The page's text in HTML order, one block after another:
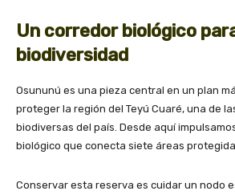
Un corredor biológico
biodiversidad
Osununú es una pieza central en un plan
proteger la región del Teyú Cuaré, una de
biodiversas del país. Desde aquí
biológico que conecta siete áreas
Conservar esta reserva es cuidar un nodo